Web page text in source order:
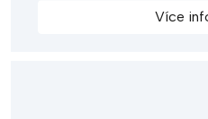
podmínkách. Pohon typu
Více